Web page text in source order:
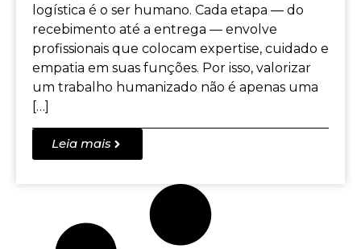
logística é o ser humano. Cada etapa — do
recebimento até a entrega — envolve
profissionais que colocam expertise, cuidado e
empatia em suas funções. Por isso, valorizar
um trabalho humanizado não é apenas uma
[…]
Leia mais